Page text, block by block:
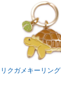
リクガメキーリング